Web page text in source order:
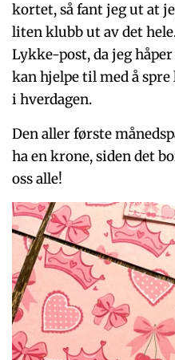
kortet, så fant jeg ut at
liten klubb ut av det
Lykke-post, da jeg
kan hjelpe til med å
i hverdagen.
Den aller første
ha en krone, siden det
oss alle!